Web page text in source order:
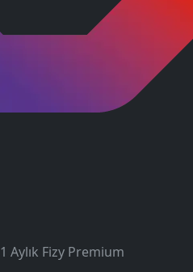
1 Aylık Fizy Premium